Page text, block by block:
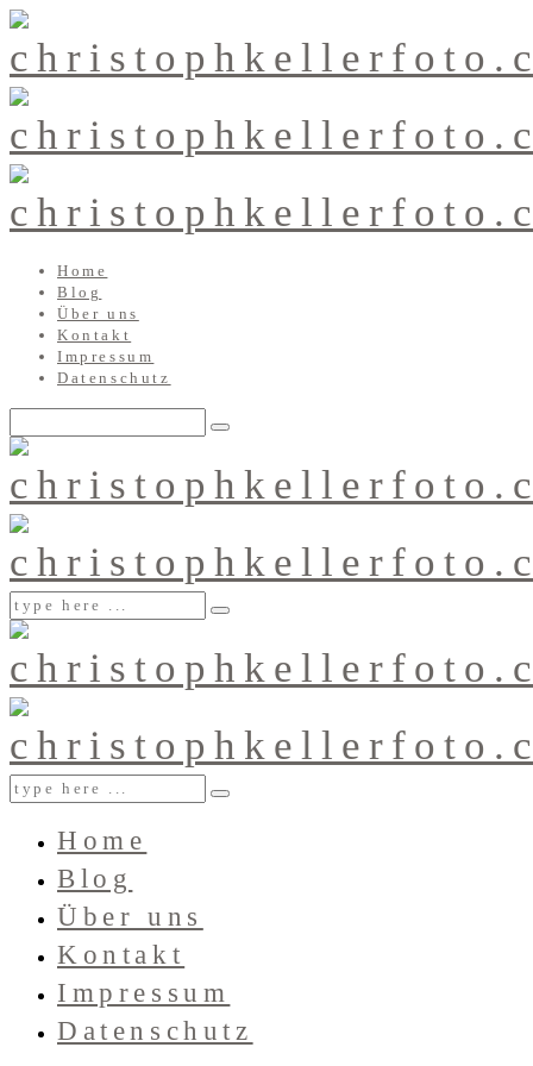
Home
Blog
Über uns
Kontakt
Impressum
Datenschutz
Home
Blog
Über uns
Kontakt
Impressum
Datenschutz